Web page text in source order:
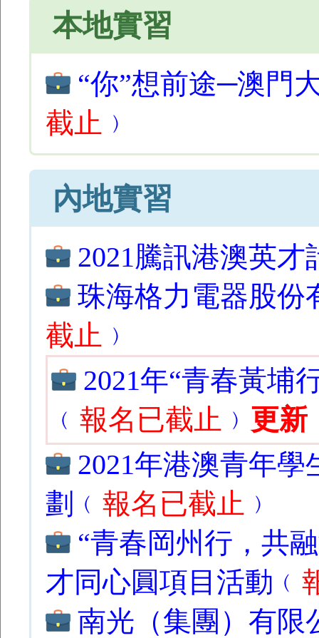
本地實習
“你”想前途─澳門
截止 ﹚
內地實習
2021騰訊港澳英才
珠海格力電器股份
截止 ﹚
2021年“青春黃埔
﹙ 報名已截止 ﹚ 更新
2021年港澳青年
劃﹙ 報名已截止 ﹚
“青春岡州行，共
才同心圓項目活動﹙
南光（集團）有限